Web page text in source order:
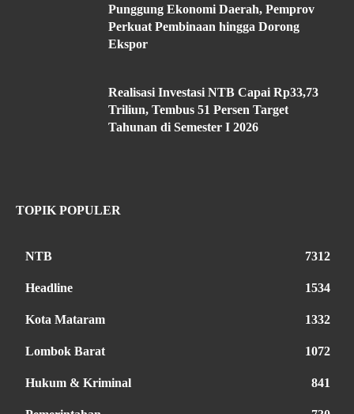
Punggung Ekonomi Daerah, Pemprov
Perkuat Pembinaan hingga Dorong
Ekspor
Realisasi Investasi NTB Capai Rp33,73
Triliun, Tembus 51 Persen Target
Tahunan di Semester I 2026
TOPIK POPULER
NTB 7312
Headline 1534
Kota Mataram 1332
Lombok Barat 1072
Hukum & Kriminal 841